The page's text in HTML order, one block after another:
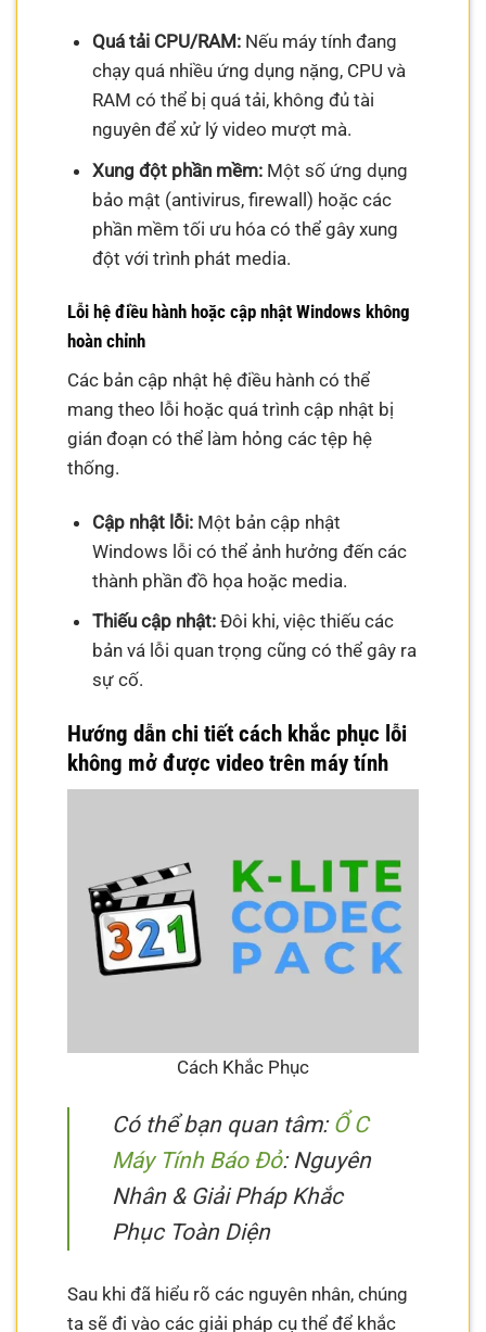
Quá tải CPU/RAM:Nếu máy tính đang
chạy quá nhiều ứng dụng nặng, CPU và
RAM có thể bị quá tải, không đủ tài
nguyên để xử lý video mượt mà.
Xung đột phần mềm:Một số ứng dụng
bảo mật (antivirus, firewall) hoặc các
phần mềm tối ưu hóa có thể gây xung
đột với trình phát media.
Lỗi hệ điều hành hoặc cập nhật Windows không
hoàn chỉnh
Các bản cập nhật hệ điều hành có thể
mang theo lỗi hoặc quá trình cập nhật bị
gián đoạn có thể làm hỏng các tệp hệ
thống.
Cập nhật lỗi:Một bản cập nhật
Windows lỗi có thể ảnh hưởng đến các
thành phần đồ họa hoặc media.
Thiếu cập nhật:Đôi khi, việc thiếu các
bản vá lỗi quan trọng cũng có thể gây ra
sự cố.
Hướng dẫn chi tiết cách khắc phục lỗi
không mở được video trên máy tính
Cách Khắc Phục
Có thể bạn quan tâm: Ổ C
Máy Tính Báo Đỏ: Nguyên
Nhân & Giải Pháp Khắc
Phục Toàn Diện
Sau khi đã hiểu rõ các nguyên nhân, chúng
ta sẽ đi vào các giải pháp cụ thể để khắc